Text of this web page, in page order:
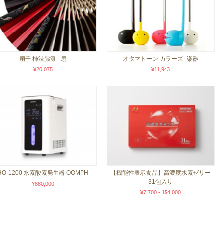
扇子 柿渋脇漆 - 扇
¥20,075
オタマトーン カラーズ- 楽器
¥11,943
1200 水素酸素発生器 OOMPH
¥880,000
【機能性表示食品】高濃度水素ゼリー
31包入り
¥7,700 - 154,000